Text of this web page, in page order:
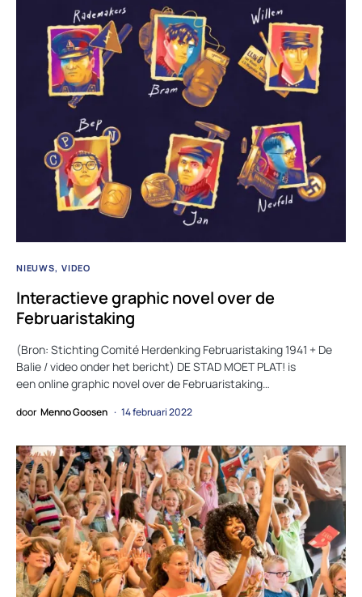
NIEUWS VIDEO
Interactieve graphic novel over de
Februaristaking
(Bron: Stichting Comité Herdenking Februaristaking 1941 + De
Balie / video onder het bericht) DE STAD MOET PLAT! is
een online graphic novel over de Februaristaking…
door Menno Goosen 14 februari 2022